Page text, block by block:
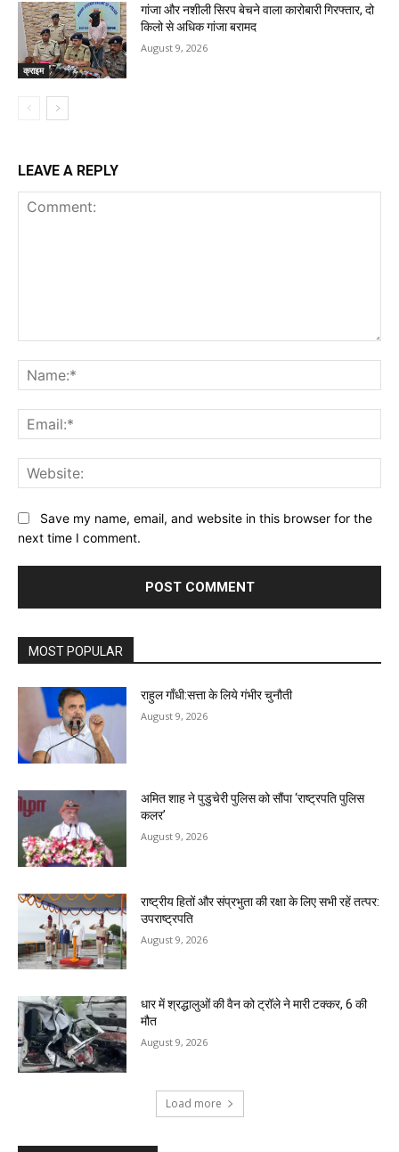
क्राइम
गांजा और नशीली सिरप बेचने वाला कारोबारी गिरफ्तार, दो
किलो से अधिक गांजा बरामद
August 9, 2026
LEAVE A REPLY
Save my name, email, and website in this browser for the
next time I comment.
MOST POPULAR
राहुल गाँधी:सत्ता के लिये गंभीर चुनौती
August 9, 2026
अमित शाह ने पुडुचेरी पुलिस को सौंपा ‘राष्ट्रपति पुलिस
कलर’
August 9, 2026
राष्ट्रीय हितों और संप्रभुता की रक्षा के लिए सभी रहें तत्पर:
उपराष्ट्रपति
August 9, 2026
धार में श्रद्धालुओं की वैन को ट्रॉले ने मारी टक्कर, 6 की
मौत
August 9, 2026
Load more